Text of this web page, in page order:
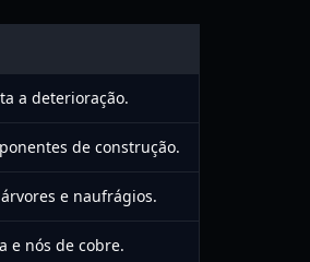
a deterioração.
de construção.
e naufrágios.
e nós de cobre.